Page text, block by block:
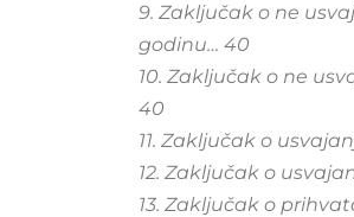
9. Zaključak o ne
godinu… 40
10. Zaključak o ne
40
11. Zaključak o
12. Zaključak o
13. Zaključak o